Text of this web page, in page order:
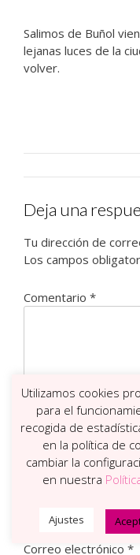
Salimos de Buñol
lejanas luces de la
volver.
Deja una
Tu dirección de
Los campos
Comentario *
Nombre*
Correo electrónico *
Utilizamos cookies
para el
recogida de
en la política de
cambiar la
en nuestra
Ajustes